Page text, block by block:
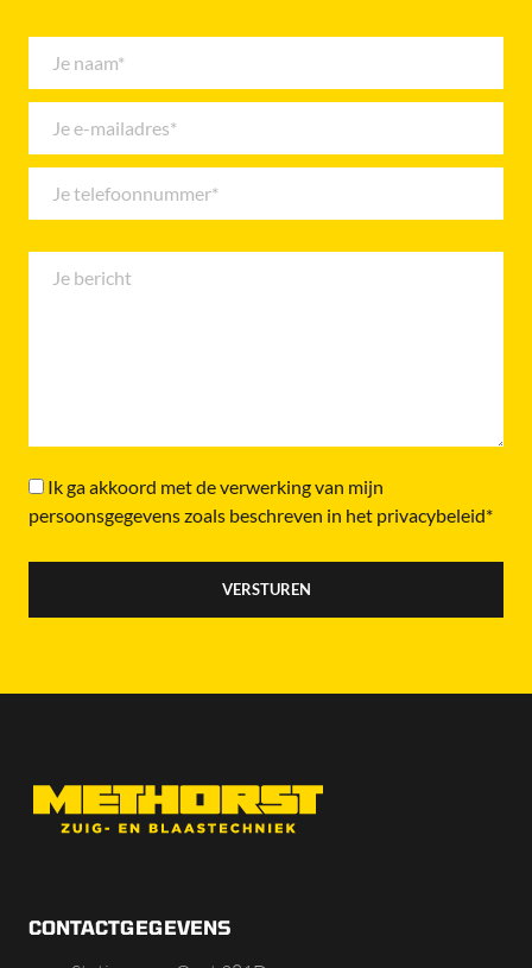
Ik ga akkoord met de verwerking van mijn
persoonsgegevens zoals beschreven in het privacybeleid*
CONTACTGEGEVENS